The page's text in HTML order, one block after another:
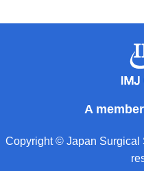
A
Copyright © Japan Surgical